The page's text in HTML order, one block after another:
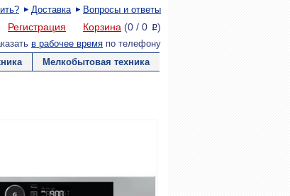
Доставка Вопросы и ответы
Регистрация Корзина (0 / 0 P)
в рабочее время по телефону
Мелкобытовая техника